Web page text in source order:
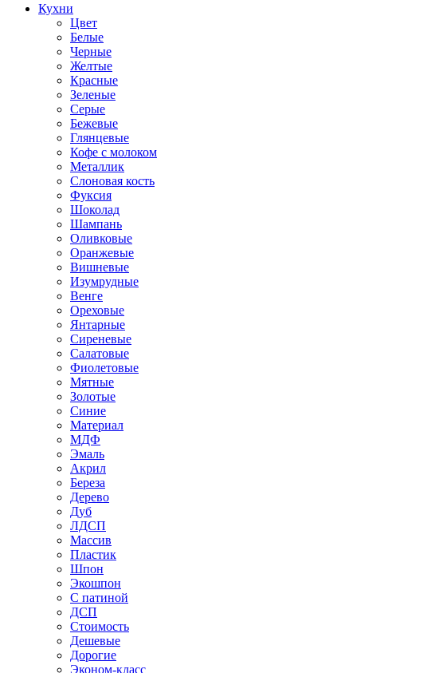
Кухни
Цвет
Белые
Черные
Желтые
Красные
Зеленые
Серые
Бежевые
Глянцевые
Кофе с молоком
Металлик
Слоновая кость
Фуксия
Шоколад
Шампань
Оливковые
Оранжевые
Вишневые
Изумрудные
Венге
Ореховые
Янтарные
Сиреневые
Салатовые
Фиолетовые
Мятные
Золотые
Синие
Материал
МДФ
Эмаль
Акрил
Береза
Дерево
Дуб
ЛДСП
Массив
Пластик
Шпон
Экошпон
С патиной
ДСП
Стоимость
Дешевые
Дорогие
Эконом-класс